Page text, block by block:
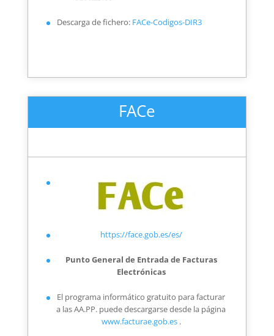
Descarga de fichero: FACe-Codigos-DIR3
FACe
https://face.gob.es/es/
Punto General de Entrada de Facturas
Electrónicas
El programa informático gratuito para facturar
a las AA.PP. puede descargarse desde la página
www.facturae.gob.es .